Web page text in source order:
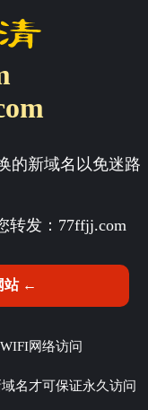
的新域名以免迷路
转发： 77ffjj.com
站 ←
网络访问
名才可保证永久访问